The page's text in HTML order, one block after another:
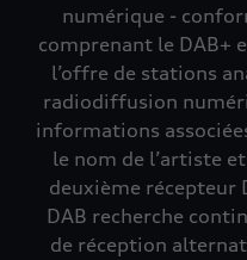
numérique -
comprenant le DAB+
l’offre de stations
radiodiffusion
informations
le nom de l’artiste
deuxième récepteur
DAB recherche
de réception